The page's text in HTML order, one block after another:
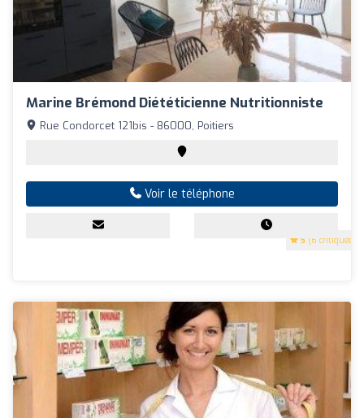
Marine Brémond Diététicienne Nutritionniste
5 (6 critiques)
Rue Condorcet 121bis - 86000, Poitiers
Voir le téléphone